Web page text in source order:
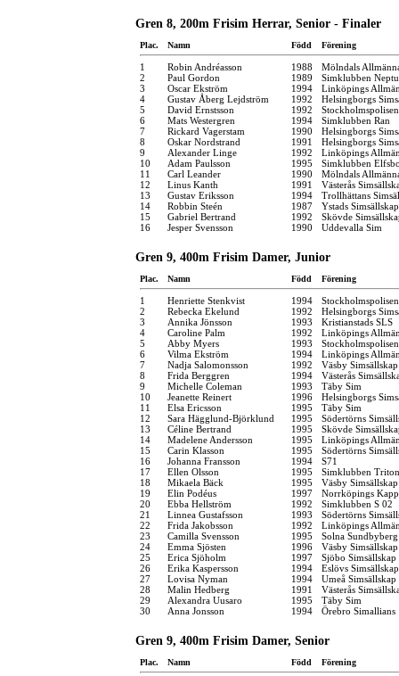
Gren 8, 200m Frisim Herrar, Senior - Finaler
Plac. Namn Född Förening
1 Robin Andréasson 1988
Mölndals
2
Paul Gordon 1989
Simklubben
3
Oscar Ekström 1994
Linköpings
4
Gustav Åberg Lejdström 1992
Helsingborgs
5
David Ernstsson 1992
6
Mats Westergren 1994
Simklubben Ran
7
Rickard Vagerstam 1990
Helsingborgs
8
Oskar Nordstrand 1991
Helsingborgs
9
Alexander Linge 1992
Linköpings
10
Adam Paulsson 1995
Simklubben
11
Carl Leander 1990
Mölndals
12
Linus Kanth 1991
Västerås
13
Gustav Eriksson 1994
Trollhättans
14
Robbin Steén 1987
Ystads Simsällskap
15
Gabriel Bertrand 1992
Skövde
16
Jesper Svensson 1990 Uddevalla Sim
Gren 9, 400m Frisim Damer, Junior
Plac. Namn Född Förening
1 Henriette Stenkvist 1994
2
Rebecka Ekelund 1992
Helsingborgs
3
Annika Jönsson 1993
Kristianstads SLS
4
Caroline Palm 1992
Linköpings
5
Abby Myers 1993
6
Vilma Ekström 1994
Linköpings
7
Nadja Salomonsson 1992
Väsby Simsällskap
8
Frida Berggren 1994
Västerås
9
Michelle Coleman 1993
Täby Sim
10
Jeanette Reinert 1996
Helsingborgs
11
Elsa Ericsson 1995
Täby Sim
12
Sara Hägglund-Björklund 1995
Södertörns
13
Céline Bertrand 1995
Skövde
14
Madelene Andersson 1995
Linköpings
15
Carin Klasson 1995
Södertörns
16
Johanna Fransson 1994
S71
17
Ellen Olsson 1995
Simklubben Triton
18
Mikaela Bäck 1995
Väsby Simsällskap
19
Elin Podéus 1997
Norrköpings
20
Ebba Hellström 1992
Simklubben S 02
21
Linnea Gustafsson 1993
Södertörns
22
Frida Jakobsson 1992
Linköpings
23
Camilla Svensson 1995
Solna
24
Emma Sjösten 1996
Väsby Simsällskap
25
Erica Sjöholm 1997
Sjöbo Simsällskap
26
Erika Kaspersson 1994
Eslövs Simsällskap
27
Lovisa Nyman 1994
Umeå Simsällskap
28
Malin Hedberg 1991
Västerås
29
Alexandra Uusaro 1995
Täby Sim
30
Anna Jonsson 1994 Örebro Simallians
Gren 9, 400m Frisim Damer, Senior
Plac. Namn Född Förening